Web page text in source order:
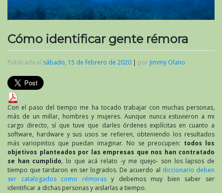
Cómo identificar gente rémora
Publicada el sábado, 15 de febrero de 2020 por Jimmy Olano
Con el paso del tiempo me ha tocado trabajar con muchas personas,
más de un millar, hombres y mujeres. Aunque nunca estuvieron a mi
cargo directo, sí que tuve que darles órdenes explícitas en cuanto a
software, hardware y sus usos se refieren, obteniendo los resultados
más variopintos que puedan imaginar. No se preocupen: todos los
objetivos planteados por las empresas que nos han contratado
se han cumplido, lo que acá relato -y me quejo- son los lapsos de
tiempo que tardaron en ser logrados. De acuerdo al diccionario deben
ser catalogados como rémorasy debemos muy bien saber ser
identificar a dichas personas y aislarlas a tiempo.